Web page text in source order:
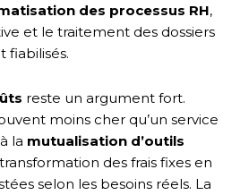
des processus RH,
et le traitement des dossiers
fiabilisés.
reste un argument fort.
moins cher qu’un service
la mutualisation d’outils
des frais fixes en
selon les besoins réels. La